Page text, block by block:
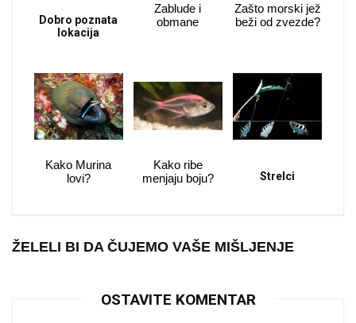
Dobro poznata
lokacija
Zablude i
obmane
Zašto morski jež
beži od zvezde?
Kako Murina
lovi?
Kako ribe
menjaju boju?
Strelci
ŽELELI BI DA ČUJEMO VAŠE MIŠLJENJE
OSTAVITE KOMENTAR